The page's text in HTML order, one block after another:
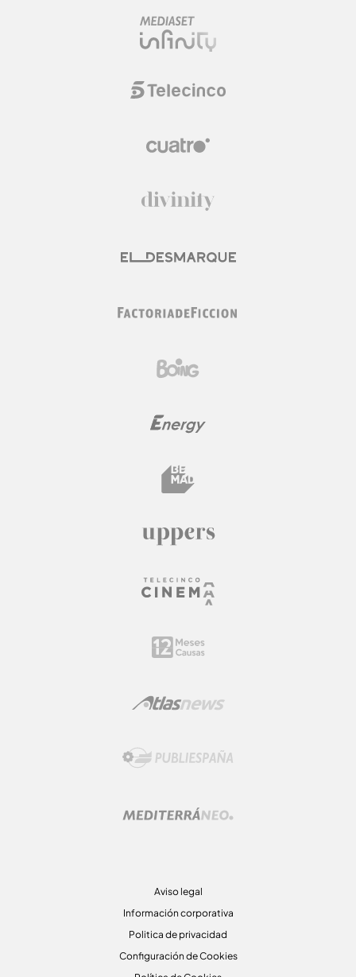
Aviso legal
Información corporativa
Politica de privacidad
Configuración de Cookies